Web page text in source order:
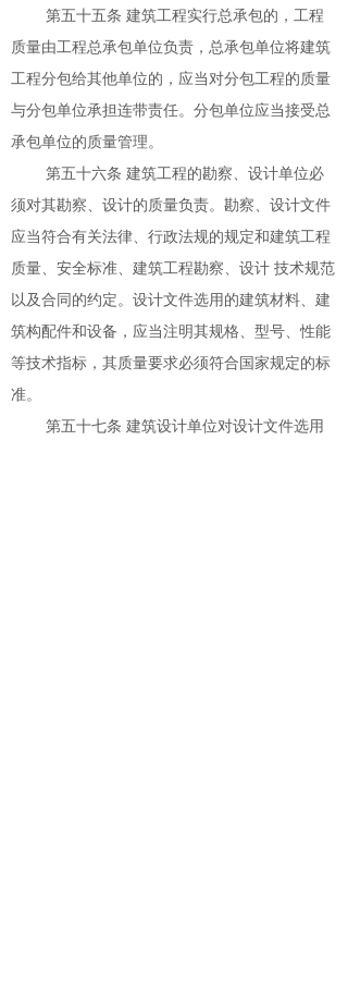
第五十五条 建筑工程实行总承包的，工程
质量由工程总承包单位负责，总承包单位将建筑
工程分包给其他单位的，应当对分包工程的质量
与分包单位承担连带责任。分包单位应当接受总
承包单位的质量管理。
第五十六条 建筑工程的勘察、设计单位必
须对其勘察、设计的质量负责。勘察、设计文件
应当符合有关法律、行政法规的规定和建筑工程
质量、安全标准、建筑工程勘察、设计 技术规范
以及合同的约定。设计文件选用的建筑材料、建
筑构配件和设备，应当注明其规格、型号、性能
等技术指标，其质量要求必须符合国家规定的标
准。
第五十七条 建筑设计单位对设计文件选用